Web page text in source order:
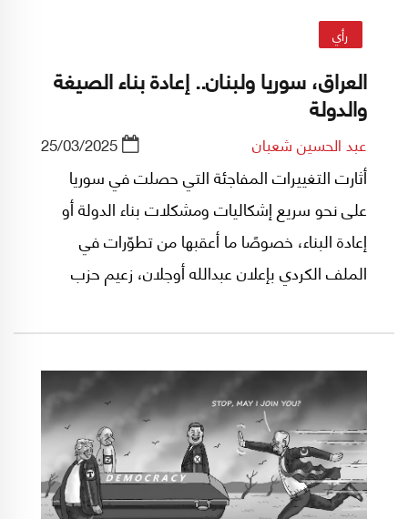
رأي
العراق، سوريا ولبنان.. إعادة بناء الصيغة
والدولة
عبد الحسين شعبان 25/03/2025
أثارت التغييرات المفاجئة التي حصلت في سوريا
على نحو سريع إشكاليات ومشكلات بناء الدولة أو
إعادة البناء، خصوصًا ما أعقبها من تطوّرات في
الملف الكردي بإعلان عبدالله أوجلان، زعيم حزب
وحل الحزب، الأمر الذي يطرح مجددًا مسألة إعادة بناء
الدولة في ظل تحديات المواطنة ونظام الحكم
ومشكلة المجموعات الثقافية والعلاقة بين الهويّة
العامة والهويّات الفرعية، وهو ما واجه الدولة
العراقية منذ تأسيسها إلى اليوم، وتعمّق بعد
الاحتلال الأمريكي للعراق عام 2003.